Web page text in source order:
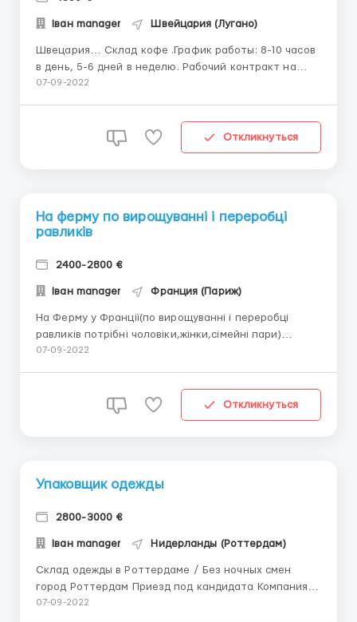
Іван manager Швейцария (Лугано)
Швецария… Склад кофе .График работы: 8-10 часов
в день, 5-6 дней в неделю. Рабочий контракт на
один год с возможностью продления. Работа
качества; – упаковка продукции. Требования:...
07-09-2022
Откликнуться
На ферму по вирощуванні і переробці
равликів
2400-2800 €
Іван manager Франция (Париж)
На Ферму у Франції(по вирощуванні і переробці
равликів потрібні чоловіки,жінки,сімейні пари)
Робота фізично не важка Заробітна плата від
равликів в кошики Підготовка сировини для підкорму
07-09-2022
Откликнуться
Упаковщик одежды
2800-3000 €
Іван manager Нидерланды (Роттердам)
Склад одежды в Роттердаме / Без ночных смен
город Роттердам Приезд под кандидата Компания с
эксклюзивной одеждой. Документы: От кандидата
07-09-2022